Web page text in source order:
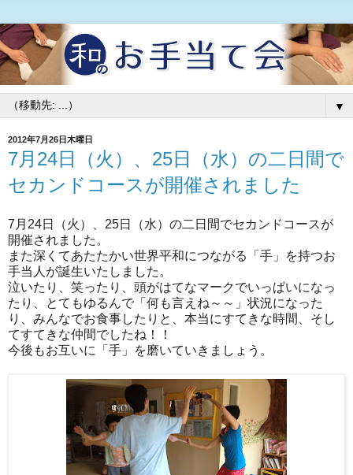
▼
2012年7月26日木曜日
7月24日（火）、25日（水）の二日間で
セカンドコースが開催されました
7月24日（火）、25日（水）の二日間でセカンドコースが
開催されました。
また深くてあたたかい世界平和につながる「手」を持つお
手当人が誕生いたしました。
泣いたり、笑ったり、頭がはてなマークでいっぱいになっ
たり、とてもゆるんで「何も言えね～～」状況になった
り、みんなでお食事したりと、本当にすてきな時間、そし
てすてきな仲間でしたね！！
今後もお互いに「手」を磨いていきましょう。